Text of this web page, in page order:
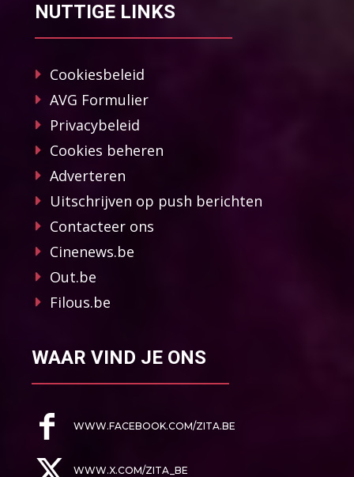
NUTTIGE LINKS
Cookiesbeleid
AVG Formulier
Privacybeleid
Cookies beheren
Adverteren
Uitschrijven op push berichten
Contacteer ons
Cinenews.be
Out.be
Filous.be
WAAR VIND JE ONS
WWW.FACEBOOK.COM/ZITA.BE
WWW.X.COM/ZITA_BE